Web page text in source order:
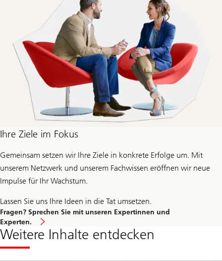
Ihre Ziele im Fokus
Gemeinsam setzen wir Ihre Ziele in konkrete Erfolge um. Mit
unserem Netzwerk und unserem Fachwissen eröffnen wir neue
Impulse für Ihr Wachstum.
Lassen Sie uns Ihre Ideen in die Tat umsetzen.
Fragen? Sprechen Sie mit unseren Expertinnen und
Experten.
Weitere Inhalte entdecken